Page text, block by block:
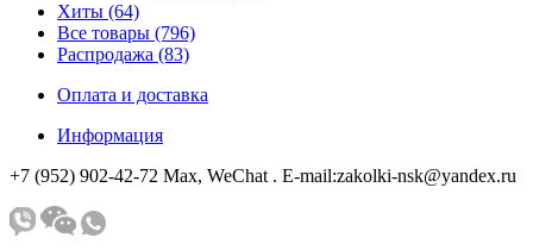
Хиты (64)
Все товары (796)
Распродажа (83)
Оплата и доставка
Информация
+7 (952) 902-42-72 Мах, WeChat . E-mail:zakolki-nsk@yandex.ru